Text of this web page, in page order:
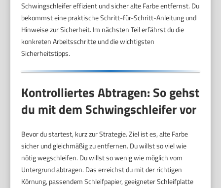
Schwingschleifer effizient und sicher alte Farbe entfernst. Du
bekommst eine praktische Schritt-für-Schritt-Anleitung und
Hinweise zur Sicherheit. Im nächsten Teil erfährst du die
konkreten Arbeitsschritte und die wichtigsten
Sicherheitstipps.
Kontrolliertes Abtragen: So gehst
du mit dem Schwingschleifer vor
Bevor du startest, kurz zur Strategie. Ziel ist es, alte Farbe
sicher und gleichmäßig zu entfernen. Du willst so viel wie
nötig wegschleifen. Du willst so wenig wie möglich vom
Untergrund abtragen. Das erreichst du mit der richtigen
Körnung, passendem Schleifpapier, geeigneter Schleifplatte